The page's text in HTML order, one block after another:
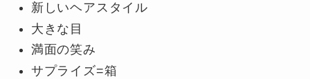
新しいヘアスタイル
大きな目
満面の笑み
サプライズ=箱